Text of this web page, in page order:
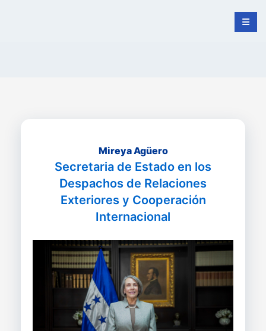
Mireya Agüero
Secretaria de Estado en los
Despachos de Relaciones
Exteriores y Cooperación
Internacional